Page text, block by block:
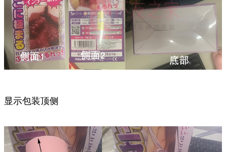
显示包装顶侧